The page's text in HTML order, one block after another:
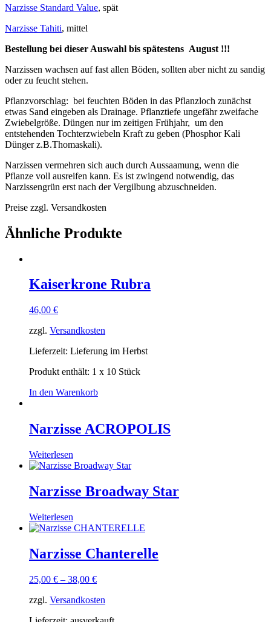
Narzisse Standard Value, spät
Narzisse Tahiti, mittel
Bestellung bei dieser Auswahl bis spätestens August !!!
Narzissen wachsen auf fast allen Böden, sollten aber nicht zu sandig
oder zu feucht stehen.
Pflanzvorschlag: bei feuchten Böden in das Pflanzloch zunächst
etwas Sand eingeben als Drainage. Pflanztiefe ungefähr zweifache
Zwiebelgröße. Düngen nur im zeitigen Frühjahr, um den
entstehenden Tochterzwiebeln Kraft zu geben (Phosphor Kali
Dünger z.B.Thomaskali).
Narzissen vermehren sich auch durch Aussaamung, wenn die
Pflanze voll ausreifen kann. Es ist zwingend notwendig, das
Narzissengrün erst nach der Vergilbung abzuschneiden.
Preise zzgl. Versandkosten
Ähnliche Produkte
Kaiserkrone Rubra
46,00 €
zzgl. Versandkosten
Lieferzeit: Lieferung im Herbst
Produkt enthält: 1 x 10 Stück
In den Warenkorb
Narzisse ACROPOLIS
Weiterlesen
Narzisse Broadway Star
Weiterlesen
Narzisse Chanterelle
25,00 € – 38,00 €
zzgl. Versandkosten